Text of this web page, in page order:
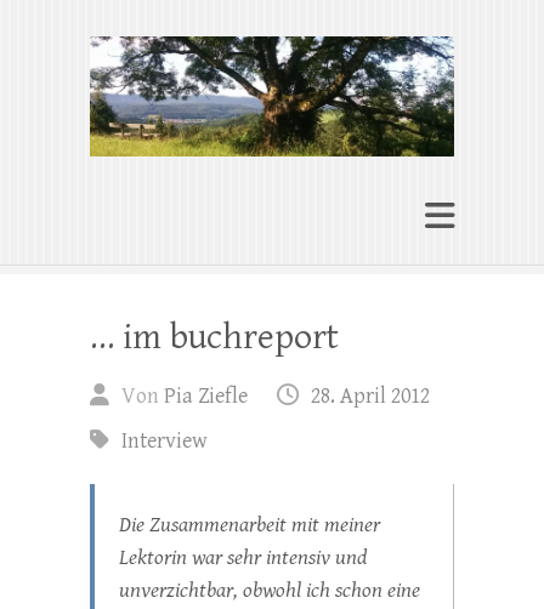
Pia Ziefle | Autorin
„Ohne Wurzeln kann das Herz nicht
… im buchreport
Von Pia Ziefle
28. April 2012
Interview
Die Zusammenarbeit mit meiner
Lektorin war sehr intensiv und
unverzichtbar, obwohl ich schon eine